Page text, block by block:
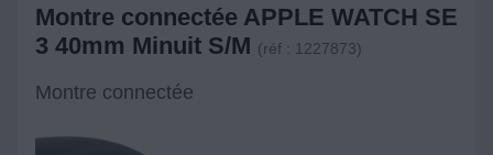
Montre connectée APPLE WATCH SE
3 40mm Minuit S/M (réf : 1227873)
Montre connectée